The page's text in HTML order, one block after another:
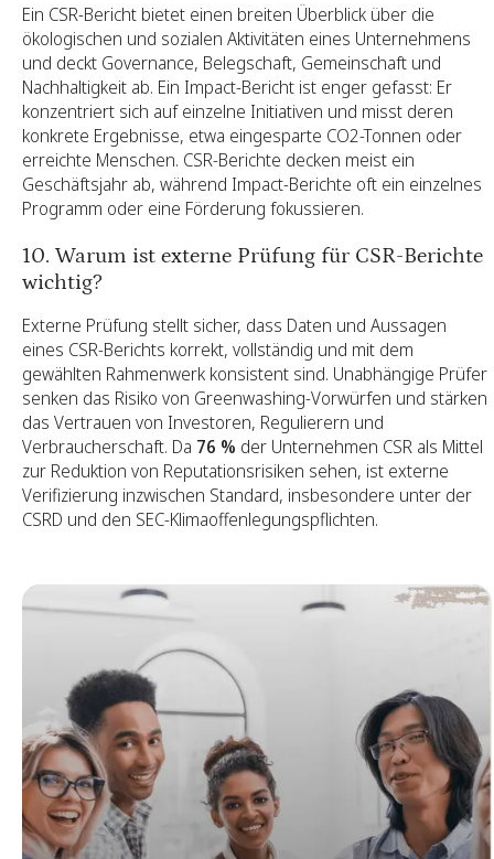
Ein CSR-Bericht bietet einen breiten Überblick über die
ökologischen und sozialen Aktivitäten eines Unternehmens
und deckt Governance, Belegschaft, Gemeinschaft und
Nachhaltigkeit ab. Ein Impact-Bericht ist enger gefasst: Er
konzentriert sich auf einzelne Initiativen und misst deren
konkrete Ergebnisse, etwa eingesparte CO2-Tonnen oder
erreichte Menschen. CSR-Berichte decken meist ein
Geschäftsjahr ab, während Impact-Berichte oft ein einzelnes
Programm oder eine Förderung fokussieren.
10. Warum ist externe Prüfung für CSR-Berichte
wichtig?
Externe Prüfung stellt sicher, dass Daten und Aussagen
eines CSR-Berichts korrekt, vollständig und mit dem
gewählten Rahmenwerk konsistent sind. Unabhängige Prüfer
senken das Risiko von Greenwashing-Vorwürfen und stärken
das Vertrauen von Investoren, Regulierern und
Verbraucherschaft. Da 76 % der Unternehmen CSR als Mittel
zur Reduktion von Reputationsrisiken sehen, ist externe
Verifizierung inzwischen Standard, insbesondere unter der
CSRD und den SEC-Klimaoffenlegungspflichten.